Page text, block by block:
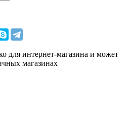
для интернет-магазина и может
магазинах